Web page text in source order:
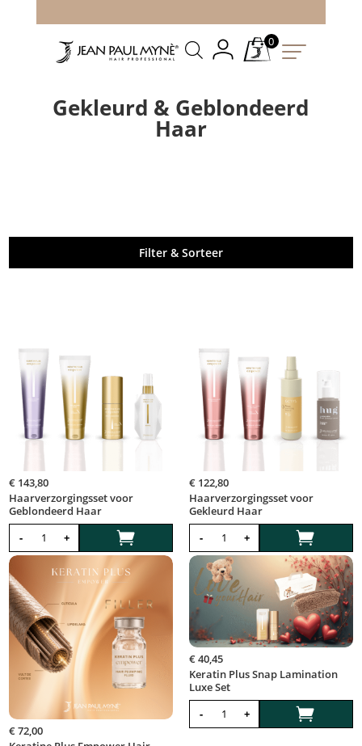
0
Gekleurd & Geblondeerd
Haar
Filter & Sorteer
Haarverzorgingsset voor
Geblondeerd Haar
€ 143,80
- + 
Haarverzorgingsset voor
Gekleurd Haar
€ 122,80
- + 
€72,00
Keratin Plus Snap Lamination
Luxe Set
€40,45
- + 